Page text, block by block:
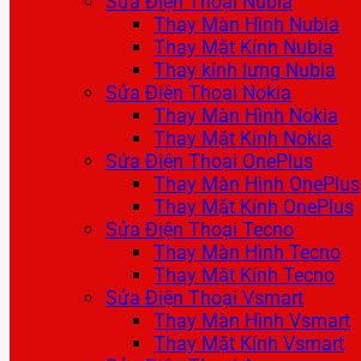
Thay Màn Hình Nubia
Thay Mặt Kính Nubia
Thay kính lưng Nubia
Sửa Điện Thoại Nokia
Thay Màn Hình Nokia
Thay Mặt Kính Nokia
Sửa Điện Thoại OnePlus
Thay Màn Hình OnePlus
Thay Mặt Kính OnePlus
Sửa Điện Thoại Tecno
Thay Màn Hình Tecno
Thay Mặt Kính Tecno
Sửa Điện Thoại Vsmart
Thay Màn Hình Vsmart
Thay Mặt Kính Vsmart